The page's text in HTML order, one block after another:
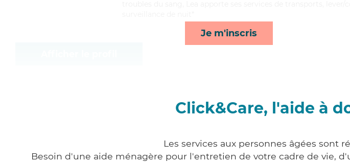
Je m'inscris
Click&Care, l'aide à
Les services aux personnes âgées sont
Besoin d'une aide ménagère pour l'entretien de votre cadre de vie,